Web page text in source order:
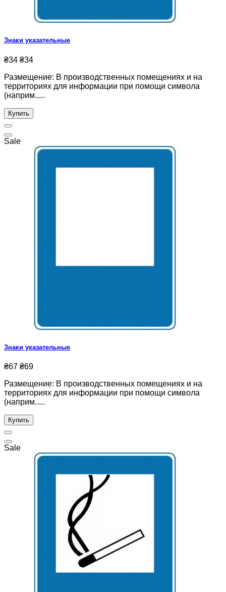
Знаки указательные
₴34 ₴34
Размещение: В производственных помещениях и на
территориях для информации при помощи символа
(наприм.....
Купить
Sale
Знаки указательные
₴67 ₴69
Размещение: В производственных помещениях и на
территориях для информации при помощи символа
(наприм.....
Купить
Sale